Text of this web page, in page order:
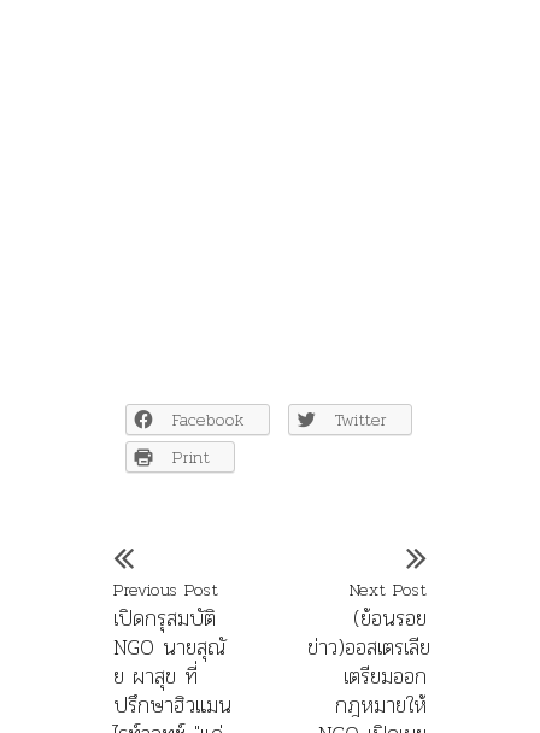
Facebook
Twitter
Print
Previous Post
เปิดกรุสมบัติ
NGO นายสุณั
ย ผาสุข ที่
ปรึกษาฮิวแมน
Next Post
(ย้อนรอย
ข่าว)ออสเตรเลีย
เตรียมออก
กฎหมายให้